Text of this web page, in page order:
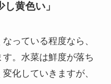
黄色い」
っている程度なら、
。水菜は鮮度が落ち
化していきますが、